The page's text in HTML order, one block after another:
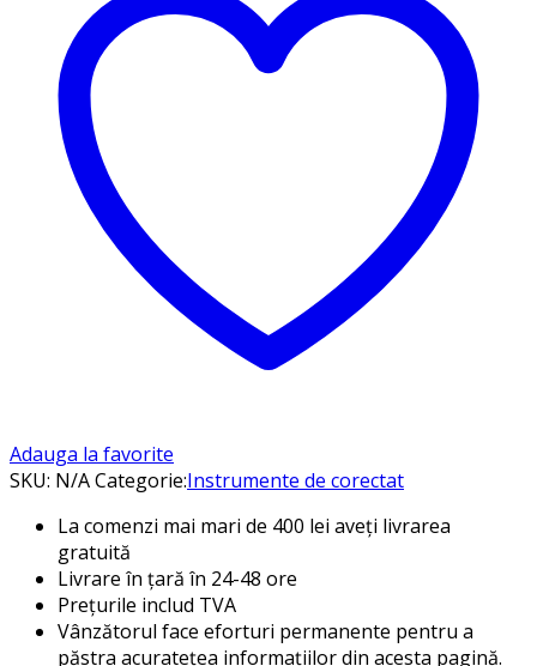
Adauga la favorite
SKU: N/ACategorie:Instrumente de corectat
La comenzi mai mari de 400 lei aveți livrarea
gratuită
Livrare în țară în 24-48 ore
Prețurile includ TVA
Vânzătorul face eforturi permanente pentru a
păstra acuratețea informațiilor din acesta pagină.